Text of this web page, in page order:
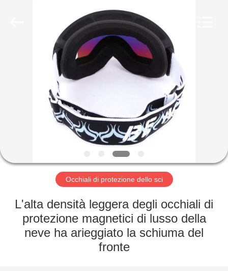
BENVENUTO
PRODOTTI
NOI
DELLA
FABBRICA
Occhiali di protezione dello sci
L'alta densità leggera degli occhiali di
protezione magnetici di lusso della
neve ha arieggiato la schiuma del
fronte